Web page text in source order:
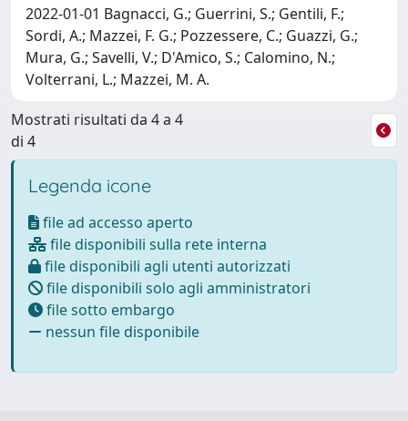
2022-01-01 Bagnacci, G.; Guerrini, S.; Gentili, F.;
Sordi, A.; Mazzei, F. G.; Pozzessere, C.; Guazzi, G.;
Mura, G.; Savelli, V.; D'Amico, S.; Calomino, N.;
Volterrani, L.; Mazzei, M. A.
Mostrati risultati da 4 a 4
di 4
Legenda icone
file ad accesso aperto
file disponibili sulla rete interna
file disponibili agli utenti autorizzati
file disponibili solo agli amministratori
file sotto embargo
nessun file disponibile